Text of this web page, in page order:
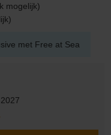
mogelijk)
met Free at Sea